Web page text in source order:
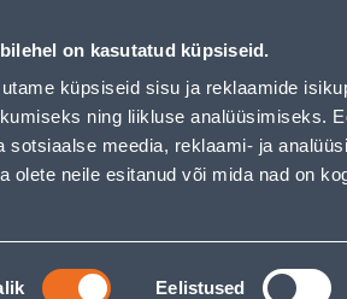
on kasutatud küpsiseid.
küpsiseid sisu ja reklaamide
ning liikluse analüüsimiseks.
sotsiaalse meedia, reklaami- ja
olete neile esitanud või mida nad on
Eelistused
- Bauhof has loaded
Klienditeenindus Teenused
KAMPAANIAD KATALOOGID